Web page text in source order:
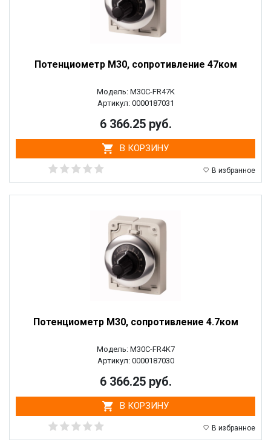
Потенциометр M30, сопротивление 47ком
Модель: M30C-FR47K
Артикул: 0000187031
6 366.25 руб.
В КОРЗИНУ
В избранное
Потенциометр M30, сопротивление 4.7ком
Модель: M30C-FR4K7
Артикул: 0000187030
6 366.25 руб.
В КОРЗИНУ
В избранное